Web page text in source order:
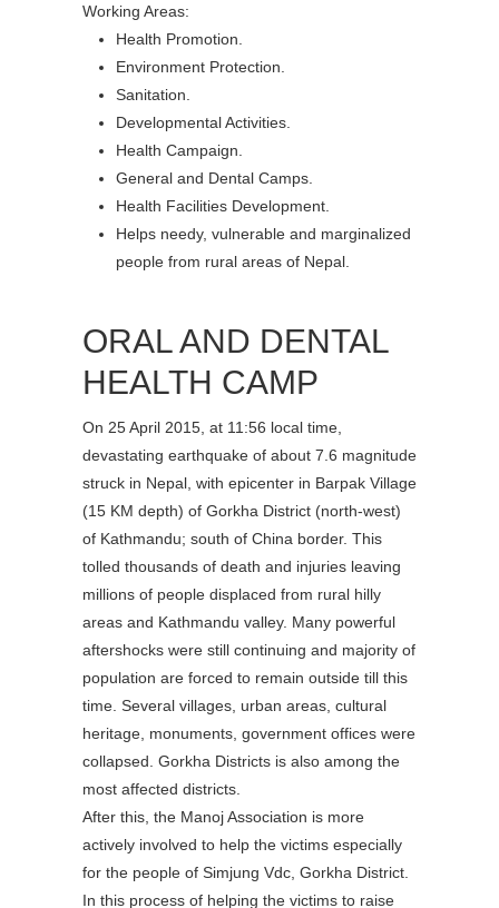
Working Areas:
Health Promotion.
Environment Protection.
Sanitation.
Developmental Activities.
Health Campaign.
General and Dental Camps.
Health Facilities Development.
Helps needy, vulnerable and marginalized
people from rural areas of Nepal.
ORAL AND DENTAL
HEALTH CAMP
On 25 April 2015, at 11:56 local time,
devastating earthquake of about 7.6 magnitude
struck in Nepal, with epicenter in Barpak Village
(15 KM depth) of Gorkha District (north-west)
of Kathmandu; south of China border. This
tolled thousands of death and injuries leaving
millions of people displaced from rural hilly
areas and Kathmandu valley. Many powerful
aftershocks were still continuing and majority of
population are forced to remain outside till this
time. Several villages, urban areas, cultural
heritage, monuments, government offices were
collapsed. Gorkha Districts is also among the
most affected districts.
After this, the Manoj Association is more
actively involved to help the victims especially
for the people of Simjung Vdc, Gorkha District.
In this process of helping the victims to raise